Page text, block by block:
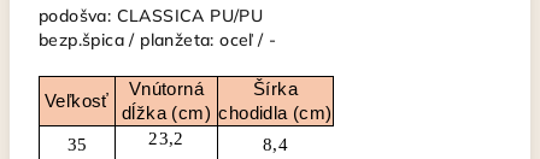
podošva: CLASSICA PU/PU
bezp.špica / planžeta: oceľ / -
Veľkosť
Vnútorná
dĺžka (cm)
Šírka
chodidla (cm)
35 23,2
8,4